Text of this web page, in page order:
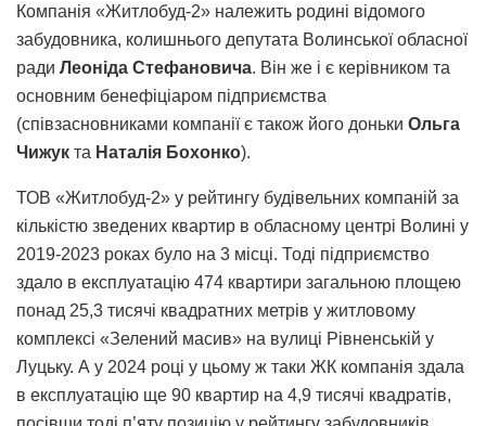
Компанія «Житлобуд-2» належить родині відомого
забудовника, колишнього депутата Волинської обласної
ради Леоніда Стефановича. Він же і є керівником та
основним бенефіціаром підприємства
(співзасновниками компанії є також його доньки Ольга
Чижук та Наталія Бохонко).
ТОВ «Житлобуд-2» у рейтингу будівельних компаній за
кількістю зведених квартир в обласному центрі Волині у
2019-2023 роках було на 3 місці. Тоді підприємство
здало в експлуатацію 474 квартири загальною площею
понад 25,3 тисячі квадратних метрів у житловому
комплексі «Зелений масив» на вулиці Рівненській у
Луцьку. А у 2024 році у цьому ж таки ЖК компанія здала
в експлуатацію ще 90 квартир на 4,9 тисячі квадратів,